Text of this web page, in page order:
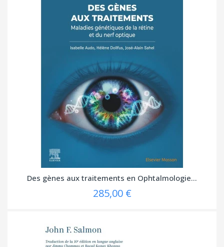
Des gènes aux traitements en Ophtalmologie...
285,00 €